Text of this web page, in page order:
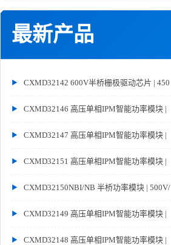
最新产品
CXMD32142 600V半桥栅极驱动芯片 | 450
CXMD32146 高压单相IPM智能功率模块 |
CXMD32147 高压单相IPM智能功率模块 |
CXMD32151 高压单相IPM智能功率模块 |
CXMD32150NBI/NB 半桥功率模块 | 500V/
CXMD32149 高压单相IPM智能功率模块 |
CXMD32148 高压单相IPM智能功率模块 |